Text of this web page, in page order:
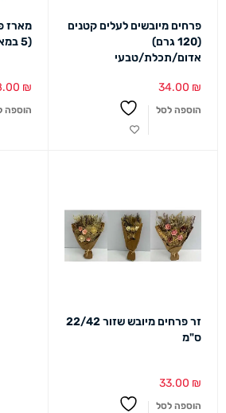
פרחים מיובשים לעלים קטנים
(120 גרם)
אדום/תכלת/טבעי
34.00 ₪
הוספה לסל
מארז
(5 במארז) לב/אדום/טבעי
₪
הוספה
זר פרחים מיובש שזור 22/42
ס"מ
33.00 ₪
הוספה לסל